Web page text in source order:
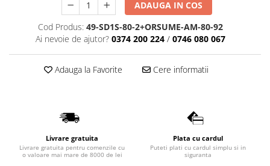
Lavoare freestanding
Lavoare pe mobilier
Lavoare suspendate,semipiedestal
Bideuri stative
Bideuri suspendate
ADAUGA IN COS
Cod Produs: 49-SD1S-80-2+ORSUME-AM-80-92
Ai nevoie de ajutor? 0374 200 224 / 0746 080 067
Adauga la Favorite Cere informatii
Livrare gratuita
Livrare gratuita pentru comenzile cu
o valoare mai mare de 8000 de lei
Plata cu cardul
Puteti plati cu cardul simplu si in
siguranta